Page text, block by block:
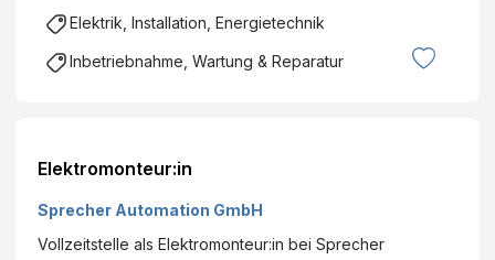
Elektrik, Installation, Energietechnik
Inbetriebnahme, Wartung & Reparatur
Elektromonteur:in
Sprecher Automation GmbH
Vollzeitstelle als Elektromonteur:in bei Sprecher